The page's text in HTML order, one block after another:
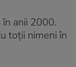
anii 2000.
toții nimeni în